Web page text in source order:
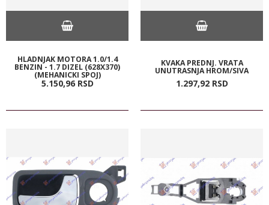
HLADNJAK MOTORA 1.0/1.4
BENZIN - 1.7 DIZEL (628X370)
(MEHANICKI SPOJ)
5.150,96 RSD
KVAKA PREDNJ. VRATA
UNUTRASNJA HROM/SIVA
1.297,92 RSD